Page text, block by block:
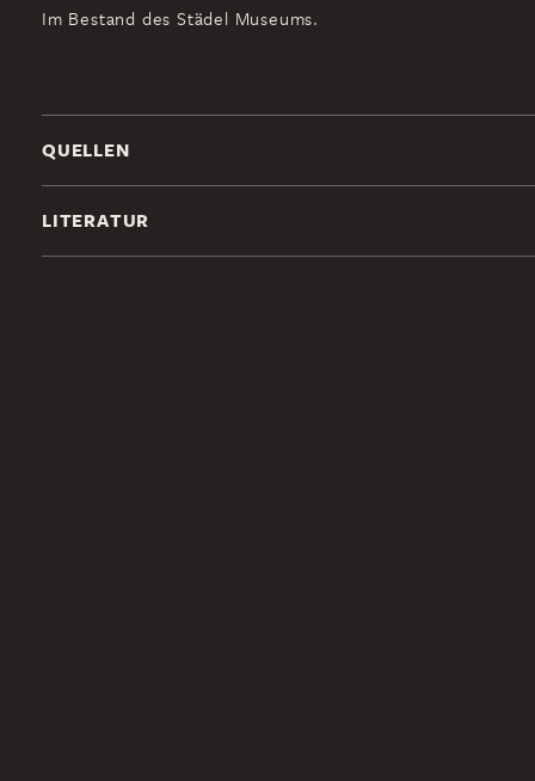
Im Bestand des Städel Museums.
QUELLEN
LITERATUR